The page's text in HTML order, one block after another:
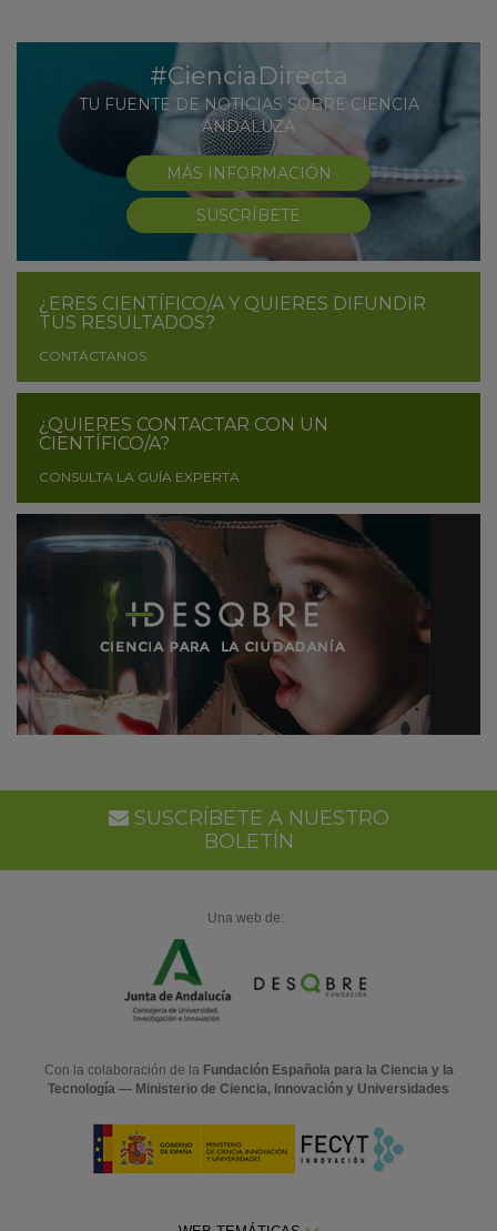
#CienciaDirecta
TU FUENTE DE NOTICIAS SOBRE CIENCIA
ANDALUZA
MÁS INFORMACIÓN
SUSCRÍBETE
¿ERES CIENTÍFICO/A Y QUIERES DIFUNDIR
TUS RESULTADOS?
CONTÁCTANOS
¿QUIERES CONTACTAR CON UN
CIENTÍFICO/A?
CONSULTA LA GUÍA EXPERTA
SUSCRÍBETE A NUESTRO
BOLETÍN
Una web de:
Con la colaboración de la Fundación Española para la Ciencia y la
Tecnología — Ministerio de Ciencia, Innovación y Universidades